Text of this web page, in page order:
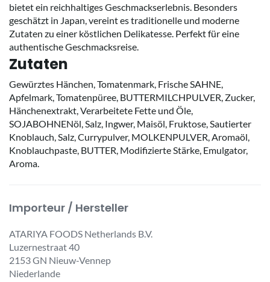
bietet ein reichhaltiges Geschmackserlebnis. Besonders
geschätzt in Japan, vereint es traditionelle und moderne
Zutaten zu einer köstlichen Delikatesse. Perfekt für eine
authentische Geschmacksreise.
Zutaten
Gewürztes Hänchen, Tomatenmark, Frische SAHNE,
Apfelmark, Tomatenpüree, BUTTERMILCHPULVER, Zucker,
Hänchenextrakt, Verarbeitete Fette und Öle,
SOJABOHNENöl, Salz, Ingwer, Maisöl, Fruktose, Sautierter
Knoblauch, Salz, Currypulver, MOLKENPULVER, Aromaöl,
Knoblauchpaste, BUTTER, Modifizierte Stärke, Emulgator,
Aroma.
Importeur / Hersteller
ATARIYA FOODS Netherlands B.V.
Luzernestraat 40
2153 GN Nieuw-Vennep
Niederlande